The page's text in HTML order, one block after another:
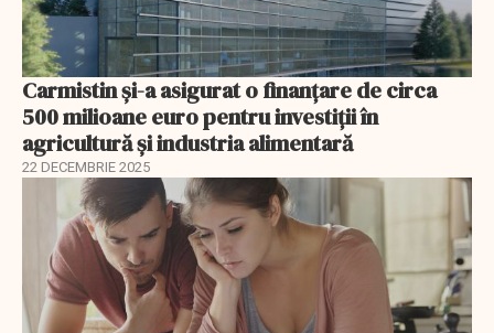
Carmistin și-a asigurat o finanțare de circa
500 milioane euro pentru investiții în
agricultură și industria alimentară
22 DECEMBRIE 2025